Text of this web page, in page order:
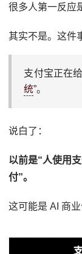
很多人第一反应
其实不是。这件
支付宝正在
统”。
说白了：
以前是“人使用
付”。
这可能是 AI 商